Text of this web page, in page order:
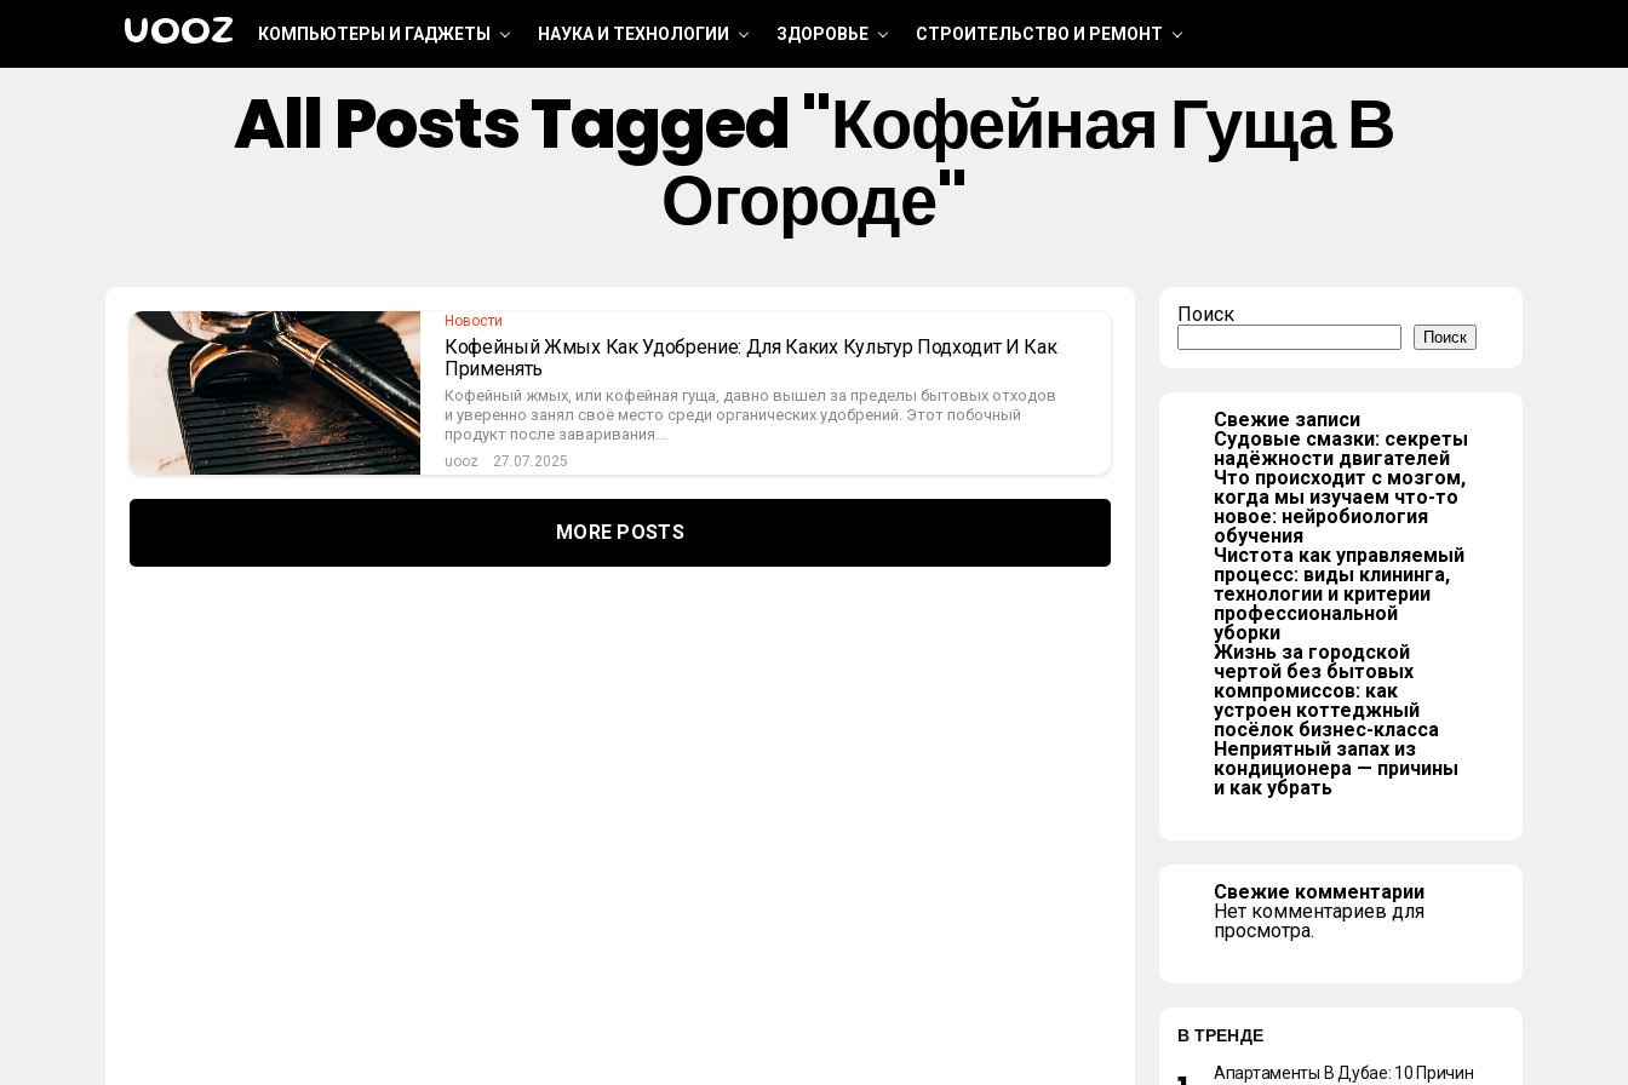
UOOZ КОМПЬЮТЕРЫ И ГАДЖЕТЫ НАУКА И ТЕХНОЛОГИИ ЗДОРОВЬЕ СТРОИТЕЛЬСТВО И РЕМОНТ
All Posts Tagged "кофейная Гуща В
Огороде"
Новости
Кофейный Жмых Как Удобрение: Для Каких Культур Подходит И Как
Применять
Кофейный жмых, или кофейная гуща, давно вышел за пределы бытовых отходов
и уверенно занял своё место среди органических удобрений. Этот побочный
продукт после заваривания...
uooz 27.07.2025
MORE POSTS
Поиск
Поиск
Свежие записи
Судовые смазки: секреты
надёжности двигателей
Что происходит с мозгом,
когда мы изучаем что-то
новое: нейробиология
обучения
Чистота как управляемый
процесс: виды клининга,
технологии и критерии
профессиональной
уборки
Жизнь за городской
чертой без бытовых
компромиссов: как
устроен коттеджный
посёлок бизнес-класса
Неприятный запах из
кондиционера — причины
и как убрать
Свежие комментарии
Нет комментариев для
просмотра.
В ТРЕНДЕ
Апартаменты В Дубае: 10 Причин